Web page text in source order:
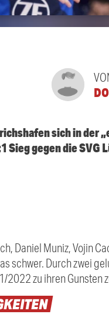
sich in der
gegen die SVG
Daniel Muniz, Vojin
schwer. Durch zwei
zu ihren Gunsten